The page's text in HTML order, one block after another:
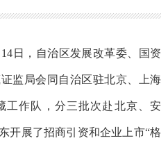
14 日，自治区发展改革委、国资
监局会同自治区驻北京、上海
工作队，分三批次赴北京、安
开展了招商引资和企业上市“格